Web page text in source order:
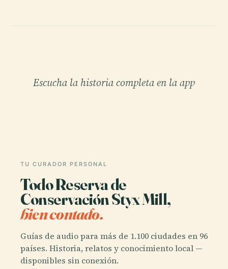
Escucha la historia completa en la app
TU CURADOR PERSONAL
Todo Reserva de
Conservación Styx Mill,
bien contado.
Guías de audio para más de 1.100 ciudades en 96
países. Historia, relatos y conocimiento local —
disponibles sin conexión.